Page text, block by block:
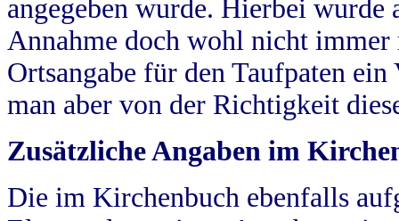
angegeben wurde. Hierbei wurde
Annahme doch wohl nicht
Ortsangabe für den Taufpaten
man aber von der Richtigkeit
Zusätzliche Angaben im
Die im Kirchenbuch ebenfalls